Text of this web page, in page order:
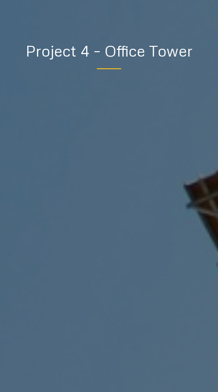
Project 4 – Office Tower